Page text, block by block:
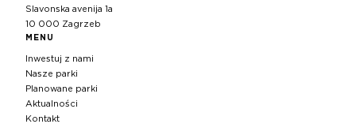
Slavonska avenija 1a
10 000 Zagrzeb
MENU
Inwestuj z nami
Nasze parki
Planowane parki
Aktualności
Kontakt